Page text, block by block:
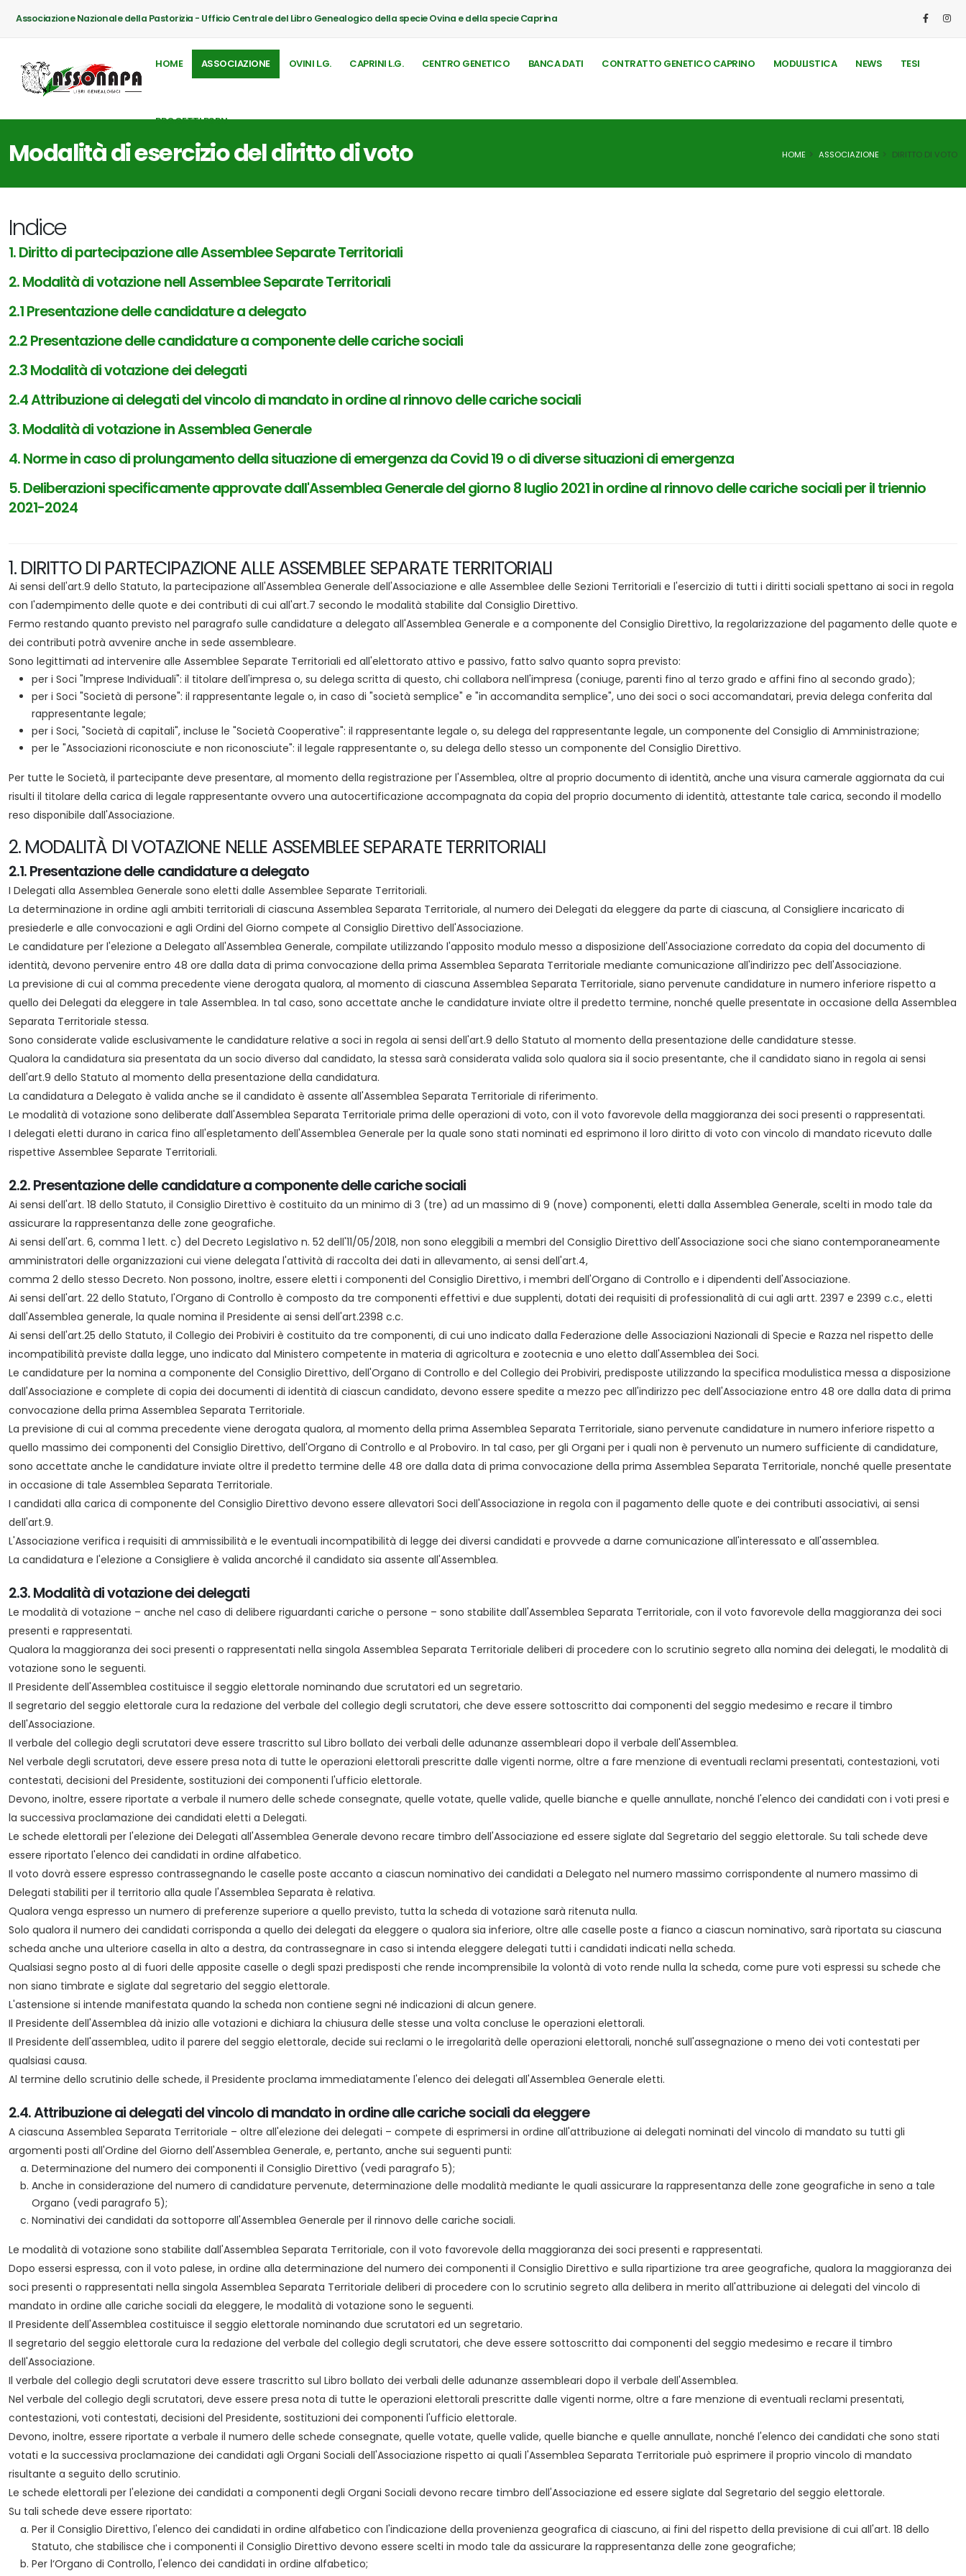
Associazione Nazionale della Pastorizia - Ufficio Centrale del Libro Genealogico della specie Ovina e della specie Caprina
HOME ASSOCIAZIONE OVINI L.G. CAPRINI L.G. CENTRO GENETICO BANCA DATI CONTRATTO GENETICO CAPRINO MODULISTICA NEWS TESI
PROGETTI PSRN
Modalità di esercizio del diritto di voto HOME ASSOCIAZIONE DIRITTO DI VOTO
Indice
1. Diritto di partecipazione alle Assemblee Separate Territoriali
2. Modalità di votazione nell Assemblee Separate Territoriali
2.1 Presentazione delle candidature a delegato
2.2 Presentazione delle candidature a componente delle cariche sociali
2.3 Modalità di votazione dei delegati
2.4 Attribuzione ai delegati del vincolo di mandato in ordine al rinnovo delle cariche sociali
3. Modalità di votazione in Assemblea Generale
4. Norme in caso di prolungamento della situazione di emergenza da Covid 19 o di diverse situazioni di emergenza
5. Deliberazioni specificamente approvate dall'Assemblea Generale del giorno 8 luglio 2021 in ordine al rinnovo delle cariche sociali per il triennio
2021-2024
1. DIRITTO DI PARTECIPAZIONE ALLE ASSEMBLEE SEPARATE TERRITORIALI
Ai sensi dell'art.9 dello Statuto, la partecipazione all'Assemblea Generale dell'Associazione e alle Assemblee delle Sezioni Territoriali e l'esercizio di tutti i diritti sociali spettano ai soci in regola
con l'adempimento delle quote e dei contributi di cui all'art.7 secondo le modalità stabilite dal Consiglio Direttivo.
Fermo restando quanto previsto nel paragrafo sulle candidature a delegato all'Assemblea Generale e a componente del Consiglio Direttivo, la regolarizzazione del pagamento delle quote e
dei contributi potrà avvenire anche in sede assembleare.
Sono legittimati ad intervenire alle Assemblee Separate Territoriali ed all'elettorato attivo e passivo, fatto salvo quanto sopra previsto:
per i Soci "Imprese Individuali": il titolare dell'impresa o, su delega scritta di questo, chi collabora nell'impresa (coniuge, parenti fino al terzo grado e affini fino al secondo grado);
per i Soci "Società di persone": il rappresentante legale o, in caso di "società semplice" e "in accomandita semplice", uno dei soci o soci accomandatari, previa delega conferita dal
rappresentante legale;
per i Soci, "Società di capitali", incluse le "Società Cooperative": il rappresentante legale o, su delega del rappresentante legale, un componente del Consiglio di Amministrazione;
per le "Associazioni riconosciute e non riconosciute": il legale rappresentante o, su delega dello stesso un componente del Consiglio Direttivo.
Per tutte le Società, il partecipante deve presentare, al momento della registrazione per l'Assemblea, oltre al proprio documento di identità, anche una visura camerale aggiornata da cui
risulti il titolare della carica di legale rappresentante ovvero una autocertificazione accompagnata da copia del proprio documento di identità, attestante tale carica, secondo il modello
reso disponibile dall'Associazione.
2. MODALITÀ DI VOTAZIONE NELLE ASSEMBLEE SEPARATE TERRITORIALI
2.1. Presentazione delle candidature a delegato
I Delegati alla Assemblea Generale sono eletti dalle Assemblee Separate Territoriali.
La determinazione in ordine agli ambiti territoriali di ciascuna Assemblea Separata Territoriale, al numero dei Delegati da eleggere da parte di ciascuna, al Consigliere incaricato di
presiederle e alle convocazioni e agli Ordini del Giorno compete al Consiglio Direttivo dell'Associazione.
Le candidature per l'elezione a Delegato all'Assemblea Generale, compilate utilizzando l'apposito modulo messo a disposizione dell'Associazione corredato da copia del documento di
identità, devono pervenire entro 48 ore dalla data di prima convocazione della prima Assemblea Separata Territoriale mediante comunicazione all'indirizzo pec dell'Associazione.
La previsione di cui al comma precedente viene derogata qualora, al momento di ciascuna Assemblea Separata Territoriale, siano pervenute candidature in numero inferiore rispetto a
quello dei Delegati da eleggere in tale Assemblea. In tal caso, sono accettate anche le candidature inviate oltre il predetto termine, nonché quelle presentate in occasione della Assemblea
Separata Territoriale stessa.
Sono considerate valide esclusivamente le candidature relative a soci in regola ai sensi dell'art.9 dello Statuto al momento della presentazione delle candidature stesse.
Qualora la candidatura sia presentata da un socio diverso dal candidato, la stessa sarà considerata valida solo qualora sia il socio presentante, che il candidato siano in regola ai sensi
dell'art.9 dello Statuto al momento della presentazione della candidatura.
La candidatura a Delegato è valida anche se il candidato è assente all'Assemblea Separata Territoriale di riferimento.
Le modalità di votazione sono deliberate dall'Assemblea Separata Territoriale prima delle operazioni di voto, con il voto favorevole della maggioranza dei soci presenti o rappresentati.
I delegati eletti durano in carica fino all'espletamento dell'Assemblea Generale per la quale sono stati nominati ed esprimono il loro diritto di voto con vincolo di mandato ricevuto dalle
rispettive Assemblee Separate Territoriali.
2.2. Presentazione delle candidature a componente delle cariche sociali
Ai sensi dell'art. 18 dello Statuto, il Consiglio Direttivo è costituito da un minimo di 3 (tre) ad un massimo di 9 (nove) componenti, eletti dalla Assemblea Generale, scelti in modo tale da
assicurare la rappresentanza delle zone geografiche.
Ai sensi dell'art. 6, comma 1 lett. c) del Decreto Legislativo n. 52 dell'11/05/2018, non sono eleggibili a membri del Consiglio Direttivo dell'Associazione soci che siano contemporaneamente
amministratori delle organizzazioni cui viene delegata l'attività di raccolta dei dati in allevamento, ai sensi dell'art.4,
comma 2 dello stesso Decreto. Non possono, inoltre, essere eletti i componenti del Consiglio Direttivo, i membri dell'Organo di Controllo e i dipendenti dell'Associazione.
Ai sensi dell'art. 22 dello Statuto, l'Organo di Controllo è composto da tre componenti effettivi e due supplenti, dotati dei requisiti di professionalità di cui agli artt. 2397 e 2399 c.c., eletti
dall'Assemblea generale, la quale nomina il Presidente ai sensi dell'art.2398 c.c.
Ai sensi dell'art.25 dello Statuto, il Collegio dei Probiviri è costituito da tre componenti, di cui uno indicato dalla Federazione delle Associazioni Nazionali di Specie e Razza nel rispetto delle
incompatibilità previste dalla legge, uno indicato dal Ministero competente in materia di agricoltura e zootecnia e uno eletto dall'Assemblea dei Soci.
Le candidature per la nomina a componente del Consiglio Direttivo, dell'Organo di Controllo e del Collegio dei Probiviri, predisposte utilizzando la specifica modulistica messa a disposizione
dall'Associazione e complete di copia dei documenti di identità di ciascun candidato, devono essere spedite a mezzo pec all'indirizzo pec dell'Associazione entro 48 ore dalla data di prima
convocazione della prima Assemblea Separata Territoriale.
La previsione di cui al comma precedente viene derogata qualora, al momento della prima Assemblea Separata Territoriale, siano pervenute candidature in numero inferiore rispetto a
quello massimo dei componenti del Consiglio Direttivo, dell'Organo di Controllo e al Proboviro. In tal caso, per gli Organi per i quali non è pervenuto un numero sufficiente di candidature,
sono accettate anche le candidature inviate oltre il predetto termine delle 48 ore dalla data di prima convocazione della prima Assemblea Separata Territoriale, nonché quelle presentate
in occasione di tale Assemblea Separata Territoriale.
I candidati alla carica di componente del Consiglio Direttivo devono essere allevatori Soci dell'Associazione in regola con il pagamento delle quote e dei contributi associativi, ai sensi
dell'art.9.
L'Associazione verifica i requisiti di ammissibilità e le eventuali incompatibilità di legge dei diversi candidati e provvede a darne comunicazione all'interessato e all'assemblea.
La candidatura e l'elezione a Consigliere è valida ancorché il candidato sia assente all'Assemblea.
2.3. Modalità di votazione dei delegati
Le modalità di votazione – anche nel caso di delibere riguardanti cariche o persone – sono stabilite dall'Assemblea Separata Territoriale, con il voto favorevole della maggioranza dei soci
presenti e rappresentati.
Qualora la maggioranza dei soci presenti o rappresentati nella singola Assemblea Separata Territoriale deliberi di procedere con lo scrutinio segreto alla nomina dei delegati, le modalità di
votazione sono le seguenti.
Il Presidente dell'Assemblea costituisce il seggio elettorale nominando due scrutatori ed un segretario.
Il segretario del seggio elettorale cura la redazione del verbale del collegio degli scrutatori, che deve essere sottoscritto dai componenti del seggio medesimo e recare il timbro
dell'Associazione.
Il verbale del collegio degli scrutatori deve essere trascritto sul Libro bollato dei verbali delle adunanze assembleari dopo il verbale dell'Assemblea.
Nel verbale degli scrutatori, deve essere presa nota di tutte le operazioni elettorali prescritte dalle vigenti norme, oltre a fare menzione di eventuali reclami presentati, contestazioni, voti
contestati, decisioni del Presidente, sostituzioni dei componenti l'ufficio elettorale.
Devono, inoltre, essere riportate a verbale il numero delle schede consegnate, quelle votate, quelle valide, quelle bianche e quelle annullate, nonché l'elenco dei candidati con i voti presi e
la successiva proclamazione dei candidati eletti a Delegati.
Le schede elettorali per l'elezione dei Delegati all'Assemblea Generale devono recare timbro dell'Associazione ed essere siglate dal Segretario del seggio elettorale. Su tali schede deve
essere riportato l'elenco dei candidati in ordine alfabetico.
Il voto dovrà essere espresso contrassegnando le caselle poste accanto a ciascun nominativo dei candidati a Delegato nel numero massimo corrispondente al numero massimo di
Delegati stabiliti per il territorio alla quale l'Assemblea Separata è relativa.
Qualora venga espresso un numero di preferenze superiore a quello previsto, tutta la scheda di votazione sarà ritenuta nulla.
Solo qualora il numero dei candidati corrisponda a quello dei delegati da eleggere o qualora sia inferiore, oltre alle caselle poste a fianco a ciascun nominativo, sarà riportata su ciascuna
scheda anche una ulteriore casella in alto a destra, da contrassegnare in caso si intenda eleggere delegati tutti i candidati indicati nella scheda.
Qualsiasi segno posto al di fuori delle apposite caselle o degli spazi predisposti che rende incomprensibile la volontà di voto rende nulla la scheda, come pure voti espressi su schede che
non siano timbrate e siglate dal segretario del seggio elettorale.
L'astensione si intende manifestata quando la scheda non contiene segni né indicazioni di alcun genere.
Il Presidente dell'Assemblea dà inizio alle votazioni e dichiara la chiusura delle stesse una volta concluse le operazioni elettorali.
Il Presidente dell'assemblea, udito il parere del seggio elettorale, decide sui reclami o le irregolarità delle operazioni elettorali, nonché sull'assegnazione o meno dei voti contestati per
qualsiasi causa.
Al termine dello scrutinio delle schede, il Presidente proclama immediatamente l'elenco dei delegati all'Assemblea Generale eletti.
2.4. Attribuzione ai delegati del vincolo di mandato in ordine alle cariche sociali da eleggere
A ciascuna Assemblea Separata Territoriale – oltre all'elezione dei delegati – compete di esprimersi in ordine all'attribuzione ai delegati nominati del vincolo di mandato su tutti gli
argomenti posti all'Ordine del Giorno dell'Assemblea Generale, e, pertanto, anche sui seguenti punti:
Determinazione del numero dei componenti il Consiglio Direttivo (vedi paragrafo 5);
Anche in considerazione del numero di candidature pervenute, determinazione delle modalità mediante le quali assicurare la rappresentanza delle zone geografiche in seno a tale
Organo (vedi paragrafo 5);
Nominativi dei candidati da sottoporre all'Assemblea Generale per il rinnovo delle cariche sociali.
Le modalità di votazione sono stabilite dall'Assemblea Separata Territoriale, con il voto favorevole della maggioranza dei soci presenti e rappresentati.
Dopo essersi espressa, con il voto palese, in ordine alla determinazione del numero dei componenti il Consiglio Direttivo e sulla ripartizione tra aree geografiche, qualora la maggioranza dei
soci presenti o rappresentati nella singola Assemblea Separata Territoriale deliberi di procedere con lo scrutinio segreto alla delibera in merito all'attribuzione ai delegati del vincolo di
mandato in ordine alle cariche sociali da eleggere, le modalità di votazione sono le seguenti.
Il Presidente dell'Assemblea costituisce il seggio elettorale nominando due scrutatori ed un segretario.
Il segretario del seggio elettorale cura la redazione del verbale del collegio degli scrutatori, che deve essere sottoscritto dai componenti del seggio medesimo e recare il timbro
dell'Associazione.
Il verbale del collegio degli scrutatori deve essere trascritto sul Libro bollato dei verbali delle adunanze assembleari dopo il verbale dell'Assemblea.
Nel verbale del collegio degli scrutatori, deve essere presa nota di tutte le operazioni elettorali prescritte dalle vigenti norme, oltre a fare menzione di eventuali reclami presentati,
contestazioni, voti contestati, decisioni del Presidente, sostituzioni dei componenti l'ufficio elettorale.
Devono, inoltre, essere riportate a verbale il numero delle schede consegnate, quelle votate, quelle valide, quelle bianche e quelle annullate, nonché l'elenco dei candidati che sono stati
votati e la successiva proclamazione dei candidati agli Organi Sociali dell'Associazione rispetto ai quali l'Assemblea Separata Territoriale può esprimere il proprio vincolo di mandato
risultante a seguito dello scrutinio.
Le schede elettorali per l'elezione dei candidati a componenti degli Organi Sociali devono recare timbro dell'Associazione ed essere siglate dal Segretario del seggio elettorale.
Su tali schede deve essere riportato:
Per il Consiglio Direttivo, l'elenco dei candidati in ordine alfabetico con l'indicazione della provenienza geografica di ciascuno, ai fini del rispetto della previsione di cui all'art. 18 dello
Statuto, che stabilisce che i componenti il Consiglio Direttivo devono essere scelti in modo tale da assicurare la rappresentanza delle zone geografiche;
Per l‘Organo di Controllo, l'elenco dei candidati in ordine alfabetico;